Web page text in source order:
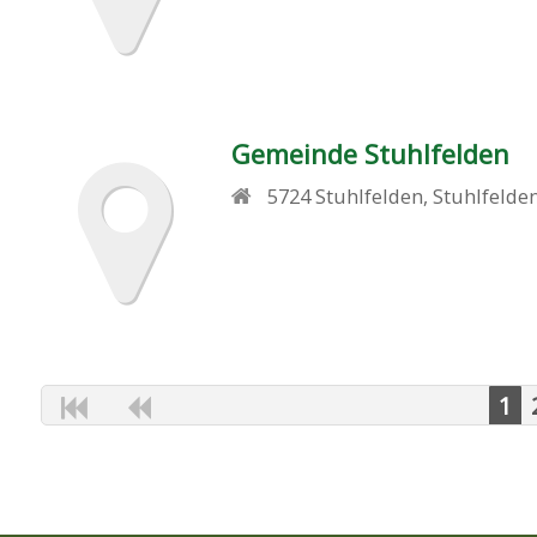
Gemeinde Stuhlfelden
5724Stuhlfelden,
1